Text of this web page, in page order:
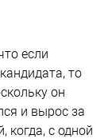
если
то
он
и вырос за
когда, с одной